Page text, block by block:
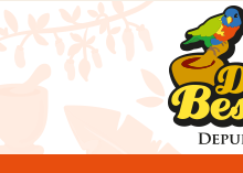
Aller au contenu principal